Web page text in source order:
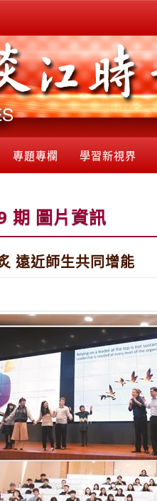
專題專欄 學習新視界
期 圖片資訊
遠近師生共同增能